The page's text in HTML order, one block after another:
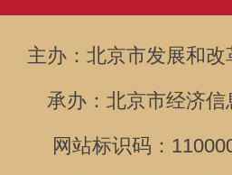
主办：北京市发展和改
承办：北京市经济信
网站标识码：